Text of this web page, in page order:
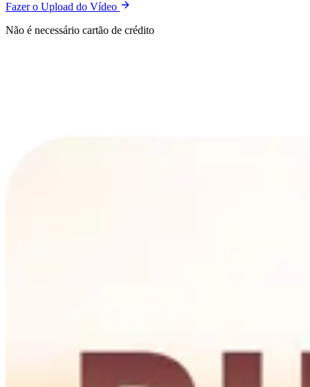
Fazer o Upload do Vídeo
Não é necessário cartão de crédito